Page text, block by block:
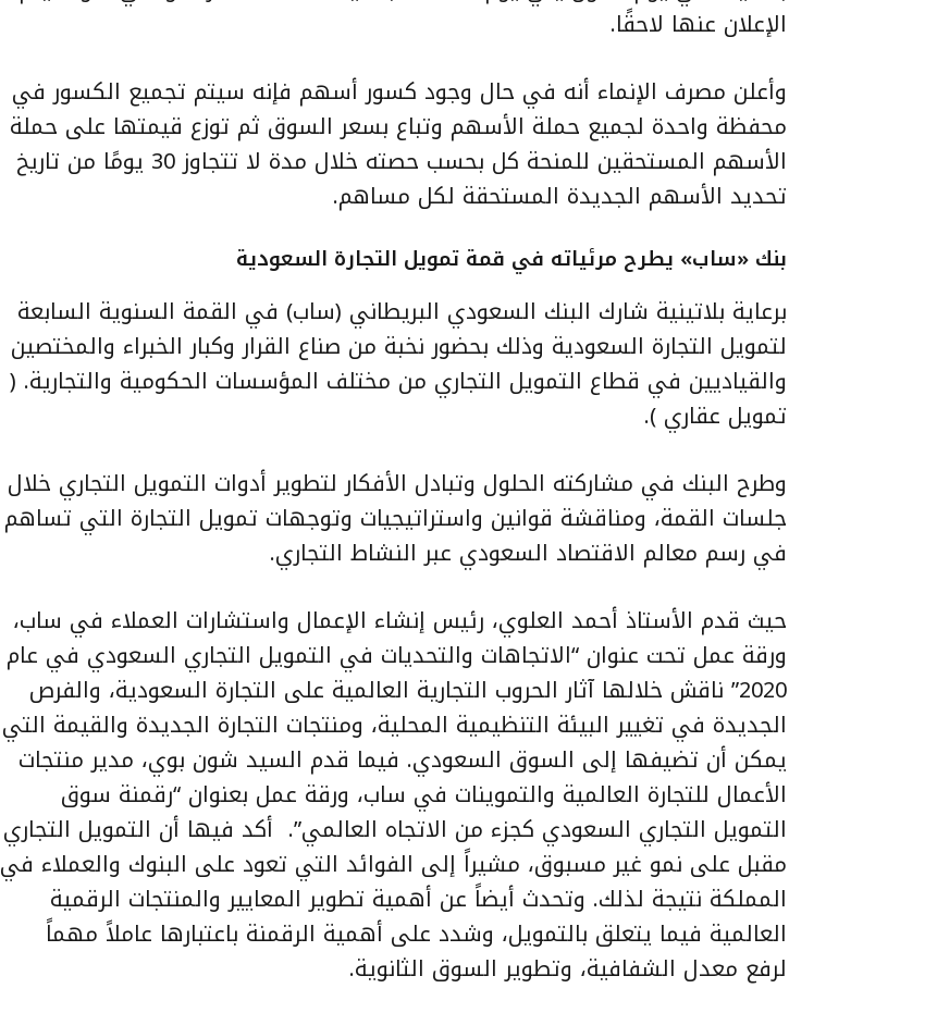
الإعلان عنها لاحقًا.
وأعلن مصرف الإنماء أنه في حال وجود كسور أسهم فإنه سيتم تجميع الكسور في
محفظة واحدة لجميع حملة الأسهم وتباع بسعر السوق ثم توزع قيمتها على حملة
الأسهم المستحقين للمنحة كل بحسب حصته خلال مدة لا تتجاوز 30 يومًا من تاريخ
تحديد الأسهم الجديدة المستحقة لكل مساهم.
بنك «ساب» يطرح مرئياته في قمة تمويل التجارة السعودية
برعاية بلاتينية شارك البنك السعودي البريطاني (ساب) في القمة السنوية السابعة
لتمويل التجارة السعودية وذلك بحضور نخبة من صناع القرار وكبار الخبراء والمختصين
والقياديين في قطاع التمويل التجاري من مختلف المؤسسات الحكومية والتجارية. (
تمويل عقاري ).
وطرح البنك في مشاركته الحلول وتبادل الأفكار لتطوير أدوات التمويل التجاري خلال
جلسات القمة، ومناقشة قوانين واستراتيجيات وتوجهات تمويل التجارة التي تساهم
في رسم معالم الاقتصاد السعودي عبر النشاط التجاري.
حيث قدم الأستاذ أحمد العلوي، رئيس إنشاء الإعمال واستشارات العملاء في ساب،
ورقة عمل تحت عنوان “الاتجاهات والتحديات في التمويل التجاري السعودي في عام
2020” ناقش خلالها آثار الحروب التجارية العالمية على التجارة السعودية، والفرص
الجديدة في تغيير البيئة التنظيمية المحلية، ومنتجات التجارة الجديدة والقيمة التي
يمكن أن تضيفها إلى السوق السعودي. فيما قدم السيد شون بوي، مدير منتجات
الأعمال للتجارة العالمية والتموينات في ساب، ورقة عمل بعنوان “رقمنة سوق
التمويل التجاري السعودي كجزء من الاتجاه العالمي”. أكد فيها أن التمويل التجاري
مقبل على نمو غير مسبوق، مشيراً إلى الفوائد التي تعود على البنوك والعملاء في
المملكة نتيجة لذلك. وتحدث أيضاً عن أهمية تطوير المعايير والمنتجات الرقمية
العالمية فيما يتعلق بالتمويل، وشدد على أهمية الرقمنة باعتبارها عاملاً مهماً
لرفع معدل الشفافية، وتطوير السوق الثانوية.